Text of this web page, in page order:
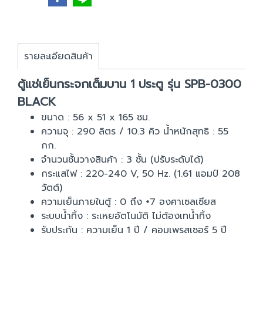
รายละเอียดสินค้า
ตู้แช่เย็นกระจกเต็มบาน 1 ประตู รุ่น SPB-0300
BLACK
ขนาด : 56 x 51 x 165 ซม.
ความจุ : 290 ลิตร / 10.3 คิว น้ำหนักสุทธิ : 55
กก.
จำนวนชั้นวางสินค้า : 3 ชั้น (ปรับระดับได้)
กระแสไฟ : 220-240 V, 50 Hz. (1.61 แอมป์ 208
วัตต์)
ความเย็นภายในตู้ : 0 ถึง +7 องศาเซลเซียส
ระบบน้ำทิ้ง : ระเหยอัตโนมัติ ไม่ต้องเทน้ำทิ้ง
รับประกัน : ความเย็น 1 ปี / คอมเพรสเซอร์ 5 ปี